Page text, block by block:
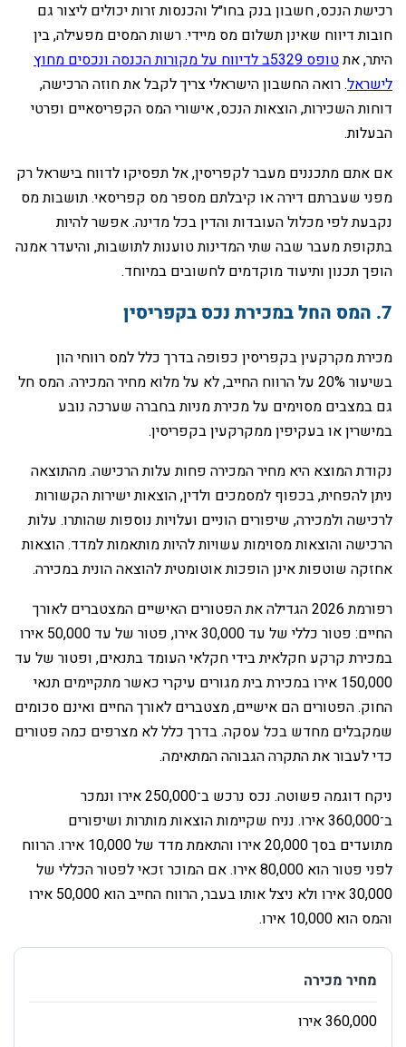
‏רכישת הנכס, חשבון בנק בחו״ל והכנסות זרות יכולים ליצור גם
חובות דיווח שאינן תשלום מס מיידי. רשות המסים מפעילה, בין
היתר, את
טופס 5329ב לדיווח על מקורות הכנסה ונכסים מחוץ
לישראל. רואה החשבון הישראלי צריך לקבל את חוזה הרכישה,
דוחות השכירות, הוצאות הנכס, אישורי המס הקפריסאיים ופרטי
הבעלות.
‏אם אתם מתכננים מעבר לקפריסין, אל תפסיקו לדווח בישראל רק
מפני שעברתם דירה או קיבלתם מספר מס קפריסאי. תושבות מס
נקבעת לפי מכלול העובדות והדין בכל מדינה. אפשר להיות
בתקופת מעבר שבה שתי המדינות טוענות לתושבות, והיעדר אמנה
הופך תכנון ותיעוד מוקדמים לחשובים במיוחד.
‏מכירת מקרקעין בקפריסין כפופה בדרך כלל למס רווחי הון
בשיעור 20% על הרווח החייב, לא על מלוא מחיר המכירה. המס חל
גם במצבים מסוימים על מכירת מניות בחברה שערכה נובע
במישרין או בעקיפין ממקרקעין בקפריסין.
‏נקודת המוצא היא מחיר המכירה פחות עלות הרכישה. מהתוצאה
ניתן להפחית, בכפוף למסמכים ולדין, הוצאות ישירות הקשורות
לרכישה ולמכירה, שיפורים הוניים ועלויות נוספות שהותרו. עלות
הרכישה והוצאות מסוימות עשויות להיות מותאמות למדד. הוצאות
אחזקה שוטפות אינן הופכות אוטומטית להוצאה הונית במכירה.
‏רפורמת 2026 הגדילה את הפטורים האישיים המצטברים לאורך
החיים: פטור כללי של עד 30,000 אירו, פטור של עד 50,000 אירו
במכירת קרקע חקלאית בידי חקלאי העומד בתנאים, ופטור של עד
150,000 אירו במכירת בית מגורים עיקרי כאשר מתקיימים תנאי
החוק. הפטורים הם אישיים, מצטברים לאורך החיים ואינם סכומים
שמקבלים מחדש בכל עסקה. בדרך כלל לא מצרפים כמה פטורים
כדי לעבור את התקרה הגבוהה המתאימה.
‏ניקח דוגמה פשוטה. נכס נרכש ב־250,000 אירו ונמכר
ב־360,000 אירו. נניח שקיימות הוצאות מותרות ושיפורים
מתועדים בסך 20,000 אירו והתאמת מדד של 10,000 אירו. הרווח
לפני פטור הוא 80,000 אירו. אם המוכר זכאי לפטור הכללי של
30,000 אירו ולא ניצל אותו בעבר, הרווח החייב הוא 50,000 אירו
והמס הוא 10,000 אירו.
‏מחיר מכירה